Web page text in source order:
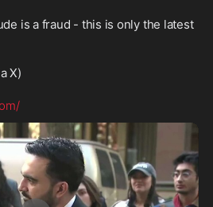
is a fraud - this is only the latest
X)